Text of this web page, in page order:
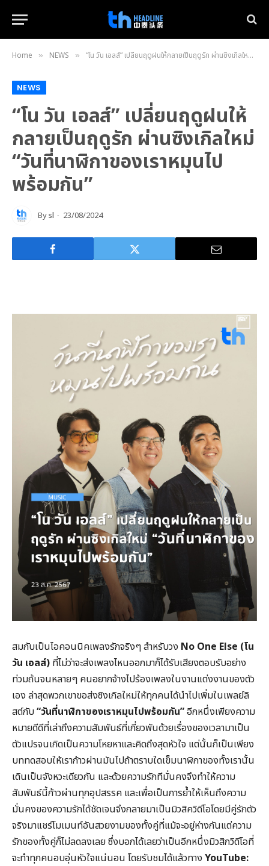
Home » NEWS » “โน วัน เอลส์” เปลี่ยนฤดูฝนให้กลายเป็นฤดูรัก ผ่านซิงเกิลใหม่ “วันที่นาฬิกาของเราหมุนไปพร้อมกัน”
NEWS
“โน วัน เอลส์” เปลี่ยนฤดูฝนให้
กลายเป็นฤดูรัก ผ่านซิงเกิลใหม่
“วันที่นาฬิกาของเราหมุนไป
พร้อมกัน”
Bysl 23/08/2024
สมกับเป็นไอคอนนิคเพลงรักจริงๆ สำหรับวง No One Else (โน
วัน เอลส์) ที่ไม่ว่าจะส่งเพลงไหนออกมาก็ได้รับเสียงตอบรับอย่าง
ท่วมถ้นจนหลายๆ คนอยากจ้างไปร้องเพลงในงานแต่งงานของตัว
เอง ล่าสุดพวกเขาขอส่งซิงเกิลใหม่ให้ทุกคนได้นำไปเพิ่มในเพลย์ลิ
สต์กับ“วันที่นาฬิกาของเราหมุนไปพร้อมกัน”อีกหนึ่งเพียงความ
หมายดีดีที่เล่าถึงความสัมพันธ์ที่เกี่ยวพันด้วยเรื่องของเวลามาเป็น
ตัวแปรจนเกิดเป็นความโหยหาและคิดถึงสุดหัวใจ แต่นั้นก็เป็นเพียง
บททดสอบให้เราก้าวผ่านมันไปถ้าตราบใดเข็มนาฬิกาของทั้งเรานั้น
เดินเป็นจังหวะเดียวกัน และด้วยความรักทีมั่นคงจึงทำให้ความ
สัมพันธ์นี้ก้าวผ่านทุกอุปสรรค และเพื่อเป็นการย้ำให้เห็นถึงความ
มั่นคงของความรักได้ชัดเจนจึงกลายมาเป็นมิวสิควิดีโอโดยมีคู่รักตัว
จริงมาแชร์โมเมนท์อันสวยงามของทั้งคู่ที่แม้จะอยู่ห่างกันแต่ความ
รักของทั้งคู่ก็ไม่ลดลงเลย ซึ่งบอกได้เลยว่าเป็นอีกหนึ่งมิวสิกวิดีโอที่
จะทำทุกคนอบอุ่นหัวใจแน่นอน โดยรับชมได้แล้วทาง YouTube: